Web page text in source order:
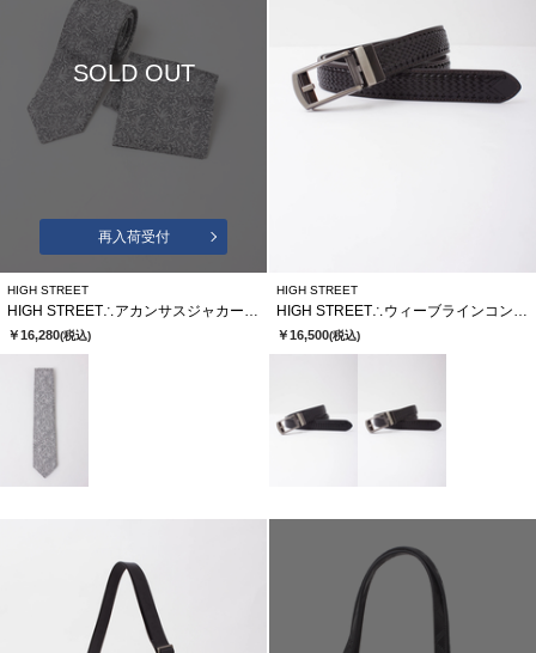
SOLD OUT
再入荷受付
HIGH STREET
HIGH STREET∴アカンサスジャカードタイ
￥16,280(税込)
HIGH STREET
HIGH STREET∴ウィーブラインコンフォートベルト
￥16,500(税込)